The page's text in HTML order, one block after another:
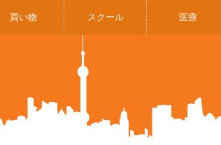
買い物 スクール 医療